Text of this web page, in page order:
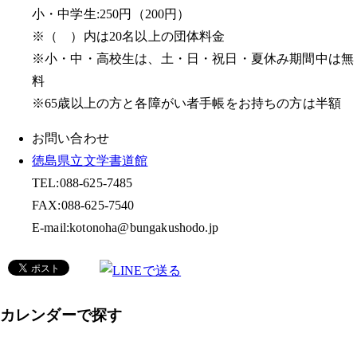
小・中学生:250円（200円）
※（ ）内は20名以上の団体料金
※小・中・高校生は、土・日・祝日・夏休み期間中は無
料
※65歳以上の方と各障がい者手帳をお持ちの方は半額
お問い合わせ
徳島県立文学書道館
TEL:088-625-7485
FAX:088-625-7540
E-mail:kotonoha@bungakushodo.jp
カレンダーで探す